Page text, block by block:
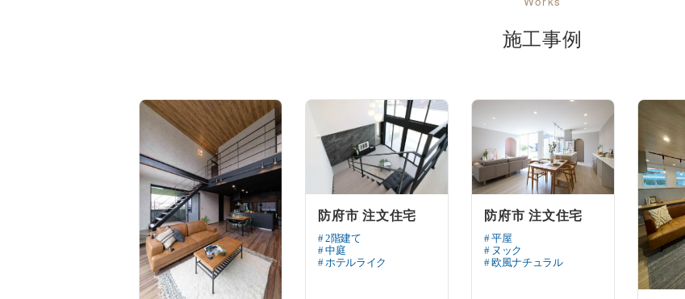
施工事例
防府市 注文住宅
# 2階建て
# 中庭
# ホテルライク
防府市 注文住宅
# 平屋
# ヌック
# 欧風ナチュラル